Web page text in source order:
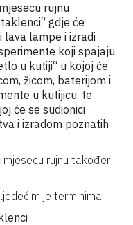
rujnu
gdje će
lava lampe i izradi
koji spajaju
u kutiji“ u kojoj će
žicom, baterijom i
u kutijicu, te
će se sudionici
i izradom poznatih
mjesecu rujnu također
je terminima: